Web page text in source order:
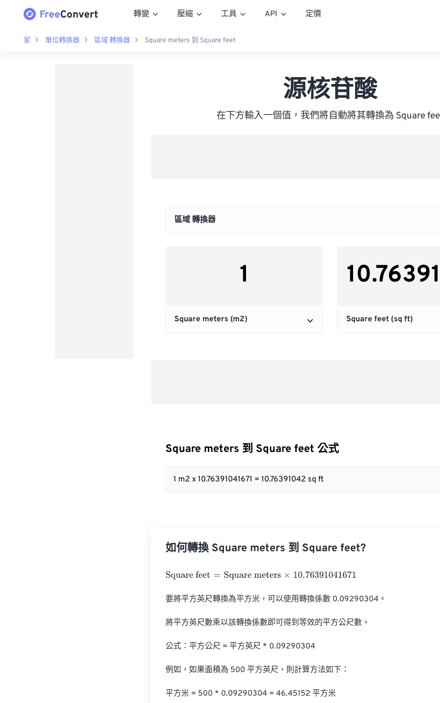
轉變 壓縮 工具 API 定價
家 單位轉換器 區域 轉換器 Square meters 到 Square feet
源核苷酸
在下方輸入一個值，我們將自動將其轉換為 Square
Square meters 到 Square feet 公式
1 m2 x 10.76391041671 = 10.76391042 sq ft
如何轉換 Square meters 到 Square feet?
Square feet= Square meters×10.76391041671
要將平方英尺轉換為平方米，可以使用轉換係數 0.09290304。
將平方英尺數乘以該轉換係數即可得到等效的平方公尺數。
公式：平方公尺 = 平方英尺 * 0.09290304
例如，如果面積為 500 平方英尺，則計算方法如下：
平方米 = 500 * 0.09290304 = 46.45152 平方米